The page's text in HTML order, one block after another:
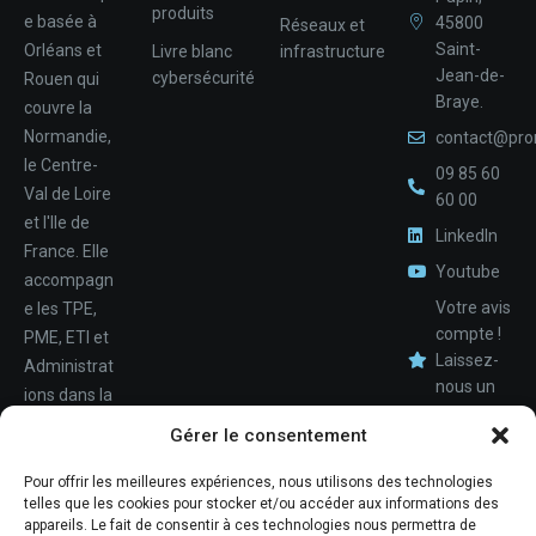
Gérer le consentement
Pour offrir les meilleures expériences, nous utilisons des technologies
telles que les cookies pour stocker et/ou accéder aux informations des
appareils. Le fait de consentir à ces technologies nous permettra de
Téléphone
e basée à
Orléans et
Rouen qui
couvre la
Normandie,
le Centre-
Val de Loire
et l'Ile de
France. Elle
accompagn
e les TPE,
PME, ETI et
Administrat
ions dans la
déploiemen
t et la
produits
Livre blanc
cybersécurité
Réseaux et
infrastructure
45800
Saint-
Jean-de-
Braye.
09 85 60
60 00
LinkedIn
Youtube
Votre avis
compte !
Laissez-
nous un